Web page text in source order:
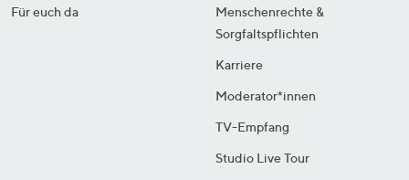
Für euch da
Menschenrechte &
Sorgfaltspflichten
Karriere
Moderator*innen
TV-Empfang
Studio Live Tour